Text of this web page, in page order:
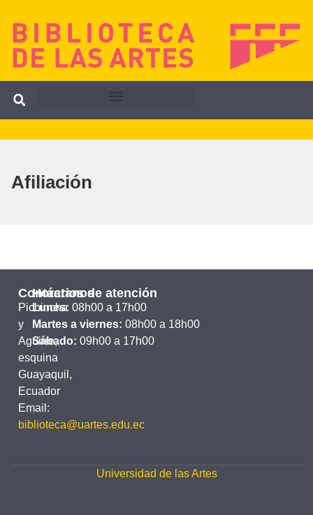
Afiliación
Contáctanos
Pichincha
y
Aguirre,
esquina
Guayaquil,
Ecuador
Email:
biblioteca@uartes.edu.ec
Horarios de atención
Lunes: 08h00 a 17h00
Martes a viernes: 08h00 a 18h00
Sábado: 09h00 a 17h00
Universidad de las Artes